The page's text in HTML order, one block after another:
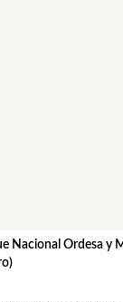
Nacional Ordesa y